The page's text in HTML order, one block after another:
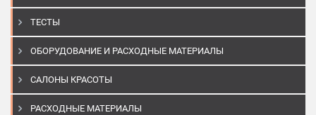
ТЕСТЫ
ОБОРУДОВАНИЕ И РАСХОДНЫЕ МАТЕРИАЛЫ
САЛОНЫ КРАСОТЫ
РАСХОДНЫЕ МАТЕРИАЛЫ